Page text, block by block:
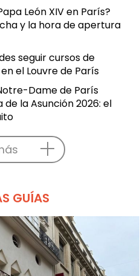
León XIV en París?
y la hora de apertura
seguir cursos de
el Louvre de París
Dame de París
la Asunción 2026: el
GUÍAS